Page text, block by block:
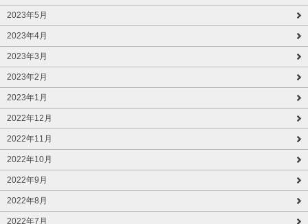
2023年5月
2023年4月
2023年3月
2023年2月
2023年1月
2022年12月
2022年11月
2022年10月
2022年9月
2022年8月
2022年7月